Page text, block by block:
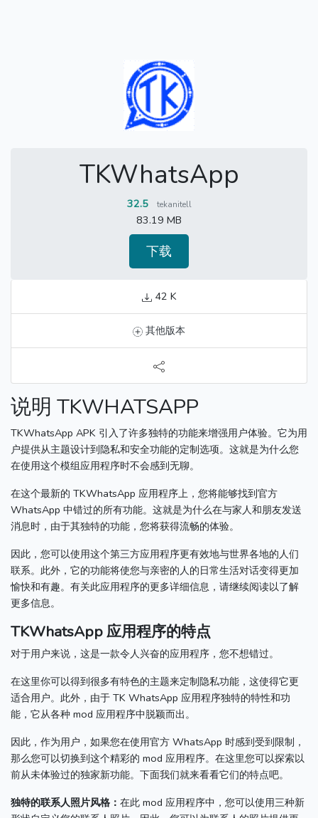
TKWhatsApp
32.5 tekanitell
83.19 MB
下载
42 K
其他版本
说明 TKWHATSAPP
TKWhatsApp APK 引入了许多独特的功能来增强用户体验。 它为用
户提供从主题设计到隐私和安全功能的定制选项。 这就是为什么您
在使用这个模组应用程序时不会感到无聊。
在这个最新的 TKWhatsApp 应用程序上，您将能够找到官方
WhatsApp 中错过的所有功能。 这就是为什么在与家人和朋友发送
消息时，由于其独特的功能，您将获得流畅的体验。
因此，您可以使用这个第三方应用程序更有效地与世界各地的人们
联系。 此外，它的功能将使您与亲密的人的日常生活对话变得更加
愉快和有趣。 有关此应用程序的更多详细信息，请继续阅读以了解
更多信息。
TKWhatsApp 应用程序的特点
对于用户来说，这是一款令人兴奋的应用程序，您不想错过。
在这里你可以得到很多有特色的主题来定制隐私功能，这使得它更
适合用户。 此外，由于 TK WhatsApp 应用程序独特的特性和功
能，它从各种 mod 应用程序中脱颖而出。
因此，作为用户，如果您在使用官方 WhatsApp 时感到受到限制，
那么您可以切换到这个精彩的 mod 应用程序。 在这里您可以探索以
前从未体验过的独家新功能。 下面我们就来看看它们的特点吧。
独特的联系人照片风格： 在此 mod 应用程序中，您可以使用三种新